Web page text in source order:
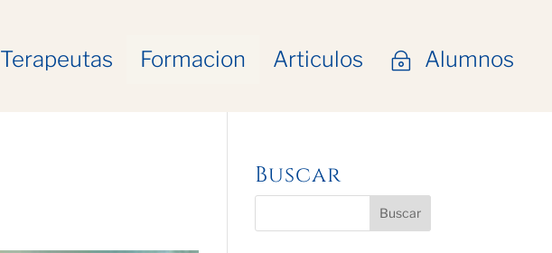
Terapeutas Formacion Articulos ~ Alumnos
Buscar